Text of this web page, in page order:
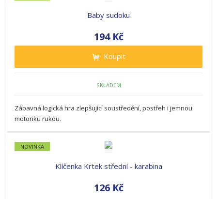
Baby sudoku
194 Kč
Koupit
SKLADEM
Zábavná logická hra zlepšující soustředění, postřeh i jemnou
motoriku rukou.
NOVINKA
Klíčenka Krtek střední - karabina
126 Kč